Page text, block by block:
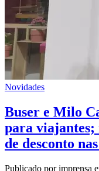
Novidades
Buser e Milo
para viajantes;
de desconto
Publicado por imprensa